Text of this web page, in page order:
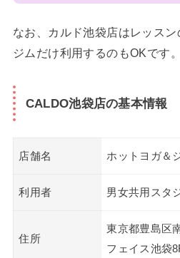
なお、カルド池袋店はレッスン
ジムだけ利用するのもOKです。
CALDO池袋店の基本情報
店舗名 ホットヨガ＆
利用者 男女共用スタ
住所
東京都豊島区
フェイス池袋